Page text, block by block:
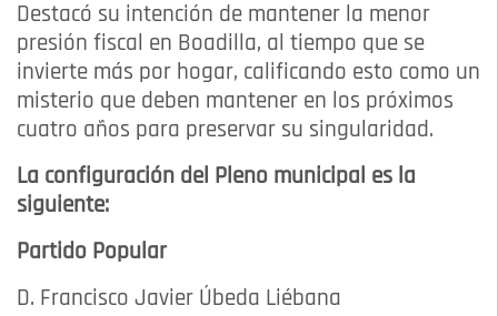
Destacó su intención de mantener la menor
presión fiscal en Boadilla, al tiempo que se
invierte más por hogar, calificando esto como un
misterio que deben mantener en los próximos
cuatro años para preservar su singularidad.
La configuración del Pleno municipal es la
siguiente:
Partido Popular
D. Francisco Javier Úbeda Liébana